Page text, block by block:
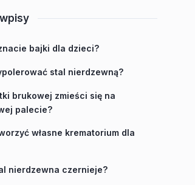
bajki dla dzieci?
stal nierdzewną?
brukowej zmieści się na
palecie?
własne krematorium dla
nierdzewna czernieje?